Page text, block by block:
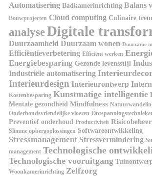
Automatisering Badkamerinrichting Balans
Bouwprojecten Cloud computing Culinaire
analyseDigitale
Duurzaamheid Duurzaam wonen Duurzame
Efficiëntieverbetering Efficiënt werken
Energiebesparing Gezonde levensstijl
Industriële automatisering
Interieurdesign Interieurontwerp
Kostenbesparing Kunstmatige intelligentie
Mentale gezondheid Mindfulness
Onderhoudsvriendelijke vloeren
Preventief onderhoud Productiviteit Risicobeheer
Slimme opbergoplossingen Softwareontwikkeling
Stressmanagement Stressvermindering
management Technologische
Technologische vooruitgang
Woonkamerinrichting Zelfzorg